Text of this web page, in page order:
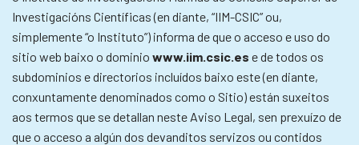
Investigacións Científicas (en diante, “IIM-CSIC” ou,
simplemente “o Instituto”) informa de que o acceso e uso do
sitio web baixo o dominio www.iim.csic.es e de todos os
subdominios e directorios incluídos baixo este (en diante,
conxuntamente denominados como o Sitio) están suxeitos
aos termos que se detallan neste Aviso Legal, sen prexuízo de
que o acceso a algún dos devanditos servizos ou contidos